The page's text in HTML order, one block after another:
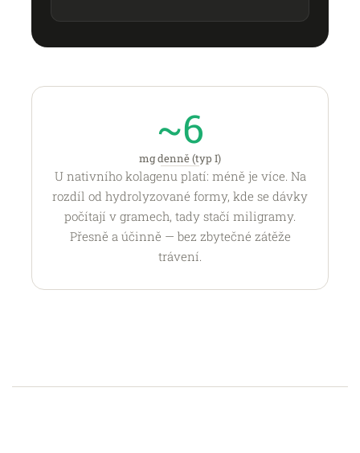
~6
mg denně (typ I)
U nativního kolagenu platí: méně je více. Na
rozdíl od hydrolyzované formy, kde se dávky
počítají v gramech, tady stačí miligramy.
Přesně a účinně — bez zbytečné zátěže
trávení.